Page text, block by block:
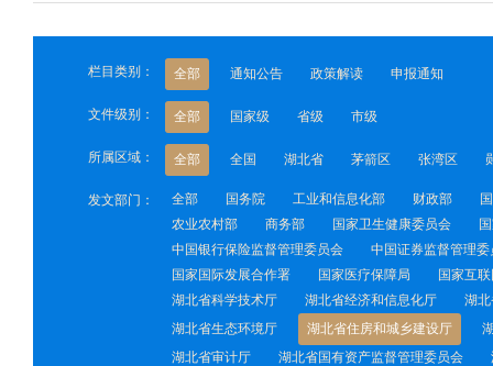
栏目类别： 全部 通知公告 政策解读 申报通知
文件级别： 全部 国家级 省级 市级
所属区域： 全部 全国 湖北省 茅箭区 张湾区
发文部门： 全部 国务院 工业和信息化部 财政部
农业农村部
商务部 国家卫生健康委员会
中国银行保险监督管理委员会
中国证券监督管理委
国家国际发展合作署
国家医疗保障局
国家互
湖北省科学技术厅
湖北省经济和信息化厅
湖
湖北省生态环境厅
湖北省住房和城乡建设厅
湖北省审计厅
湖北省国有资产监督管理委员会